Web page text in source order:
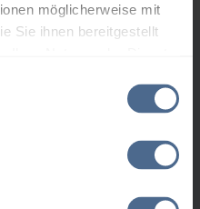
möglicherweise mit
Sie ihnen bereitgestellt